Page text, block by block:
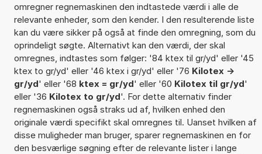
omregner regnemaskinen den indtastede værdi i alle de
relevante enheder, som den kender. I den resulterende liste
kan du være sikker på også at finde den omregning, som du
oprindeligt søgte. Alternativt kan den værdi, der skal
omregnes, indtastes som følger: '84 ktex til gr/yd' eller '45
ktex to gr/yd' eller '46 ktex i gr/yd' eller '76 Kilotex ->
gr/yd' eller '68 ktex = gr/yd' eller '60 Kilotex til gr/yd'
eller '36 Kilotex to gr/yd'. For dette alternativ finder
regnemaskinen også straks ud af, hvilken enhed den
originale værdi specifikt skal omregnes til. Uanset hvilken af
disse muligheder man bruger, sparer regnemaskinen en for
den besværlige søgning efter de relevante lister i lange